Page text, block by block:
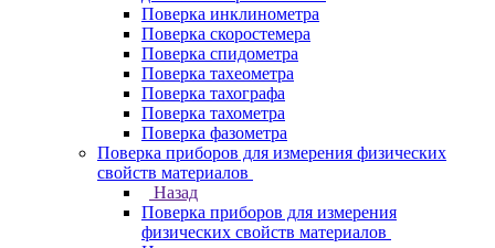
Поверка инклинометра
Поверка скоростемера
Поверка спидометра
Поверка тахеометра
Поверка тахографа
Поверка тахометра
Поверка фазометра
Поверка приборов для измерения физических
свойств материалов
Назад
Поверка приборов для измерения
физических свойств материалов